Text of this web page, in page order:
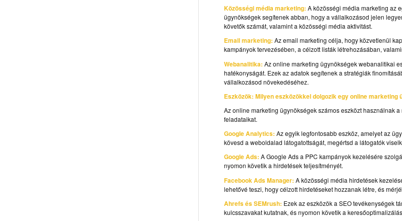
Közösségi média marketing: A közösségi média marketing az
ügynökségek segítenek abban, hogy a vállalkozásod jelen
követők számát, valamint a közösségi média aktivitást.
Email marketing: Az email marketing célja, hogy közvetlenül
kampányok tervezésében, a célzott listák létrehozásában,
Webanalitika: Az online marketing ügynökségek webanalitikai
hatékonyságát. Ezek az adatok segítenek a stratégiák
vállalkozásod növekedéséhez.
Eszközök: Milyen eszközökkel dolgozik egy online marketing
Az online marketing ügynökségek számos eszközt használnak
feladataikat.
Google Analytics: Az egyik legfontosabb eszköz, amelyet az
kövesd a weboldalad látogatottságát, megértsd a látogatók
Google Ads: A Google Ads a PPC kampányok kezelésére
nyomon követik a hirdetések teljesítményét.
Facebook Ads Manager: A közösségi média hirdetések
lehetővé teszi, hogy célzott hirdetéseket hozzanak létre, és
Ahrefs és SEMrush: Ezek az eszközök a SEO tevékenységek
kulcsszavakat kutatnak, és nyomon követik a